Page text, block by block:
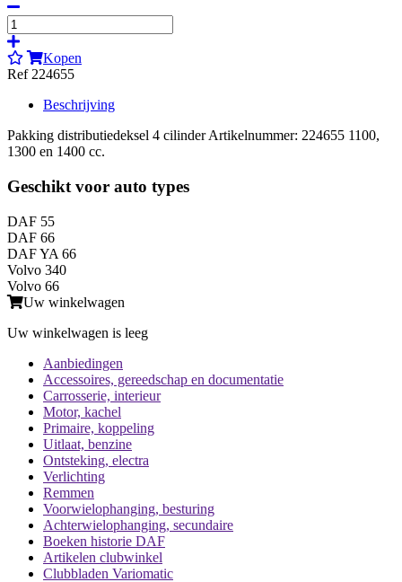
Kopen
Ref 224655
Beschrijving
Pakking distributiedeksel 4 cilinder Artikelnummer: 224655 1100,
1300 en 1400 cc.
Geschikt voor auto types
DAF 55
DAF 66
DAF YA 66
Volvo 340
Volvo 66
Uw winkelwagen
Uw winkelwagen is leeg
Aanbiedingen
Accessoires, gereedschap en documentatie
Carrosserie, interieur
Motor, kachel
Primaire, koppeling
Uitlaat, benzine
Ontsteking, electra
Verlichting
Remmen
Voorwielophanging, besturing
Achterwielophanging, secundaire
Boeken historie DAF
Artikelen clubwinkel
Clubbladen Variomatic